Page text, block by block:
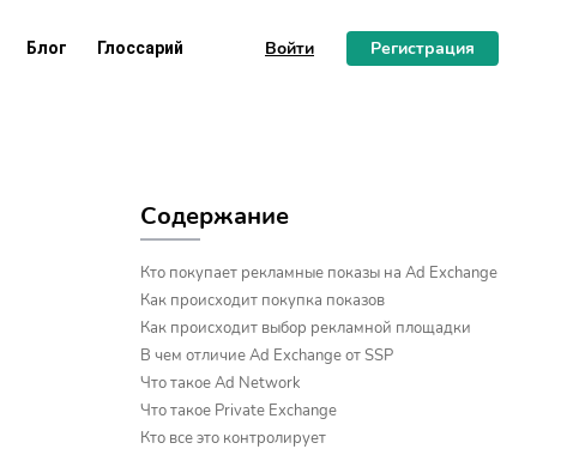
Блог Глоссарий Войти Регистрация
Содержание
Кто покупает рекламные показы на Ad Exchange
Как происходит покупка показов
Как происходит выбор рекламной площадки
В чем отличие Ad Exchange от SSP
Что такое Ad Network
Что такое Private Exchange
Кто все это контролирует